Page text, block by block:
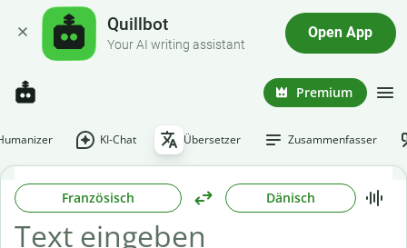
Quillbot
Your AI writing assistant
Open App
Premium
KI-Chat Übersetzer Zusammenfasser
Französisch Dänisch